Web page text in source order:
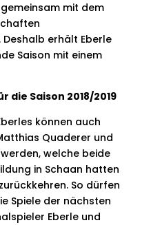
mit dem
erhält Eberle
Saison mit einem
die Saison 2018/2019
können auch
Quaderer und
welche beide
in Schaan hatten
So dürfen
Spiele der nächsten
Eberle und